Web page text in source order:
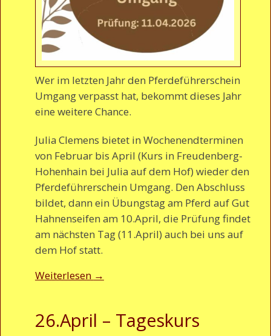
Wer im letzten Jahr den Pferdeführerschein
Umgang verpasst hat, bekommt dieses Jahr
eine weitere Chance.
Julia Clemens bietet in Wochenendterminen
von Februar bis April (Kurs in Freudenberg-
Hohenhain bei Julia auf dem Hof) wieder den
Pferdeführerschein Umgang. Den Abschluss
bildet, dann ein Übungstag am Pferd auf Gut
Hahnenseifen am 10.April, die Prüfung findet
am nächsten Tag (11.April) auch bei uns auf
dem Hof statt.
Weiterlesen →
26.April – Tageskurs